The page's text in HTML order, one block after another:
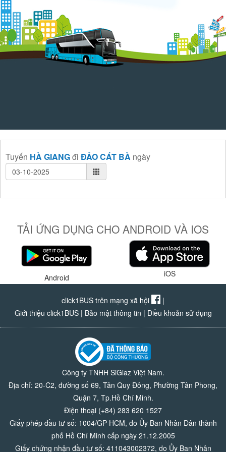
Tuyến HÀ GIANGđi ĐẢO CÁT BÀ ngày
TẢI ỨNG DỤNG CHO ANDROID VÀ IOS
Android iOS
click1BUS trên mạng xã hội
|
Giới thiệu click1BUS| Bảo mật thông tin | Điều khoản sử dụng
Công ty TNHH SiGlaz Việt Nam.
Địa chỉ: 20-C2, đường số 69, Tân Quy Đông, Phường Tân Phong,
Quận 7, Tp.Hồ Chí Minh.
Điện thoại (+84) 283 620 1527
Giấy phép đầu tư số: 1004/GP-HCM, do Ủy Ban Nhân Dân thành
phố Hồ Chí Minh cấp ngày 21.12.2005
Giấy chứng nhận đầu tư số: 411043002372, do Ủy Ban Nhân